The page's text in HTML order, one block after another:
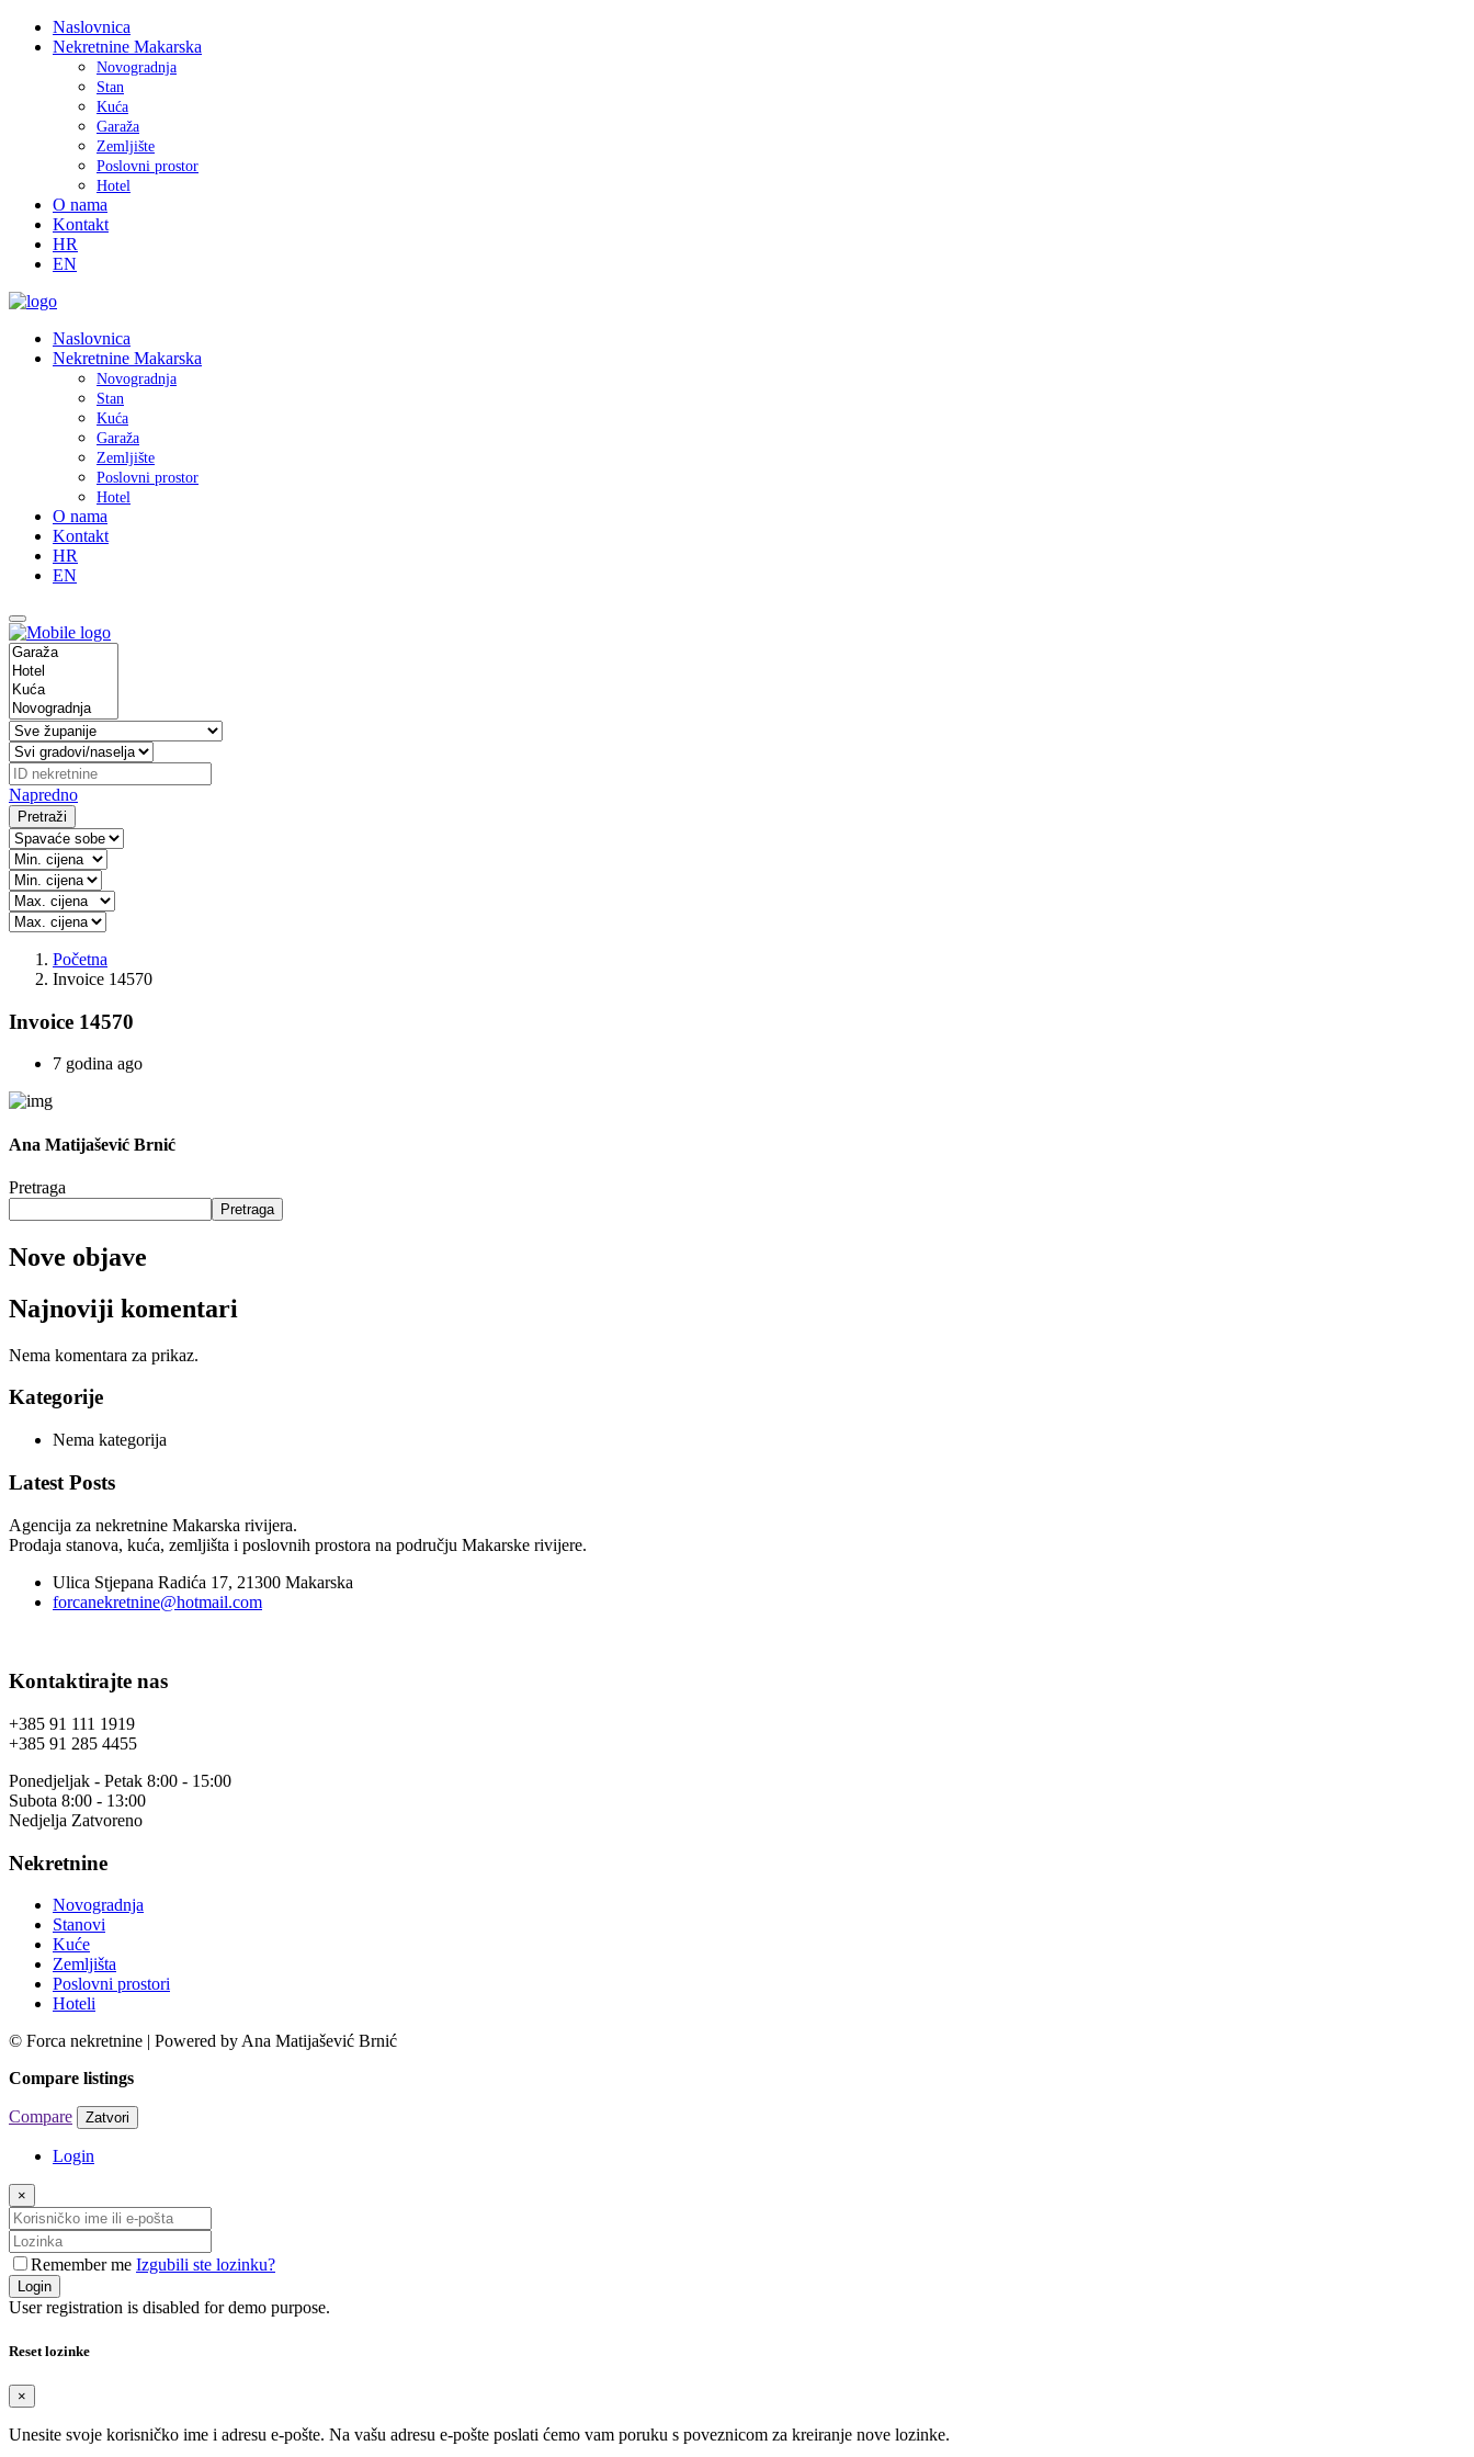
Naslovnica
Nekretnine Makarska
Novogradnja
Stan
Kuća
Garaža
Zemljište
Poslovni prostor
Hotel
O nama
Kontakt
HR
EN
Naslovnica
Nekretnine Makarska
Novogradnja
Stan
Kuća
Garaža
Zemljište
Poslovni prostor
Hotel
O nama
Kontakt
HR
EN
Napredno
Pretraži
Početna
Invoice 14570
Invoice 14570
7 godina ago
Ana Matijašević Brnić
Pretraga
Pretraga
Nove objave
Najnoviji komentari
Nema komentara za prikaz.
Kategorije
Nema kategorija
Latest Posts
Agencija za nekretnine Makarska rivijera.
Prodaja stanova, kuća, zemljišta i poslovnih prostora na području Makarske rivijere.
Ulica Stjepana Radića 17, 21300 Makarska
forcanekretnine@hotmail.com
Kontaktirajte nas
+385 91 111 1919
+385 91 285 4455
Ponedjeljak - Petak 8:00 - 15:00
Subota 8:00 - 13:00
Nedjelja Zatvoreno
Nekretnine
Novogradnja
Stanovi
Kuće
Zemljišta
Poslovni prostori
Hoteli
© Forca nekretnine | Powered by Ana Matijašević Brnić
Compare listings
Compare Zatvori
Login
×
Remember me Izgubili ste lozinku?
Login
User registration is disabled for demo purpose.
Reset lozinke
×
Unesite svoje korisničko ime i adresu e-pošte. Na vašu adresu e-pošte poslati ćemo vam poruku s poveznicom za kreiranje nove lozinke.